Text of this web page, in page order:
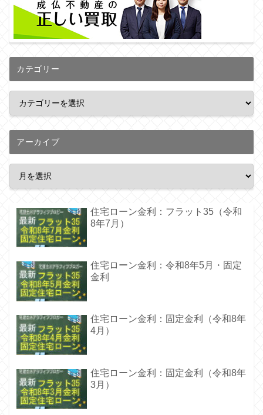
カテゴリー
アーカイブ
住宅ローン金利：フラット35（令和
8年7月）
住宅ローン金利：令和8年5月・固定
金利
住宅ローン金利：固定金利（令和8年
4月）
住宅ローン金利：固定金利（令和8年
3月）